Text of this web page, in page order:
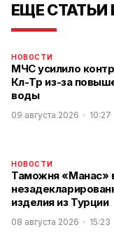
ЕЩЕ СТАТЬИ
НОВОСТИ
МЧС усилило
Көл-Төр из-за
воды
09 августа 2026 10:27
НОВОСТИ
Таможня «Манас»
изделия из Турции
08 августа 2026 15:23